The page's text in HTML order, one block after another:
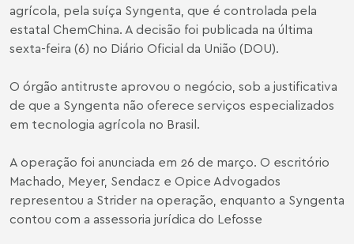
agrícola, pela suíça Syngenta, que é controlada pela
estatal ChemChina. A decisão foi publicada na última
sexta-feira (6) no Diário Oficial da União (DOU).
O órgão antitruste aprovou o negócio, sob a justificativa
de que a Syngenta não oferece serviços especializados
em tecnologia agrícola no Brasil.
A operação foi anunciada em 26 de março. O escritório
Machado, Meyer, Sendacz e Opice Advogados
representou a Strider na operação, enquanto a Syngenta
contou com a assessoria jurídica do Lefosse